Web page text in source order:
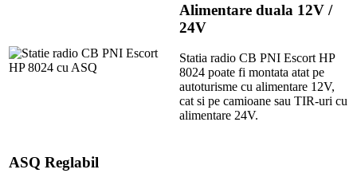
Alimentare duala 12V /
24V
Statia radio CB PNI Escort HP
8024 poate fi montata atat pe
autoturisme cu alimentare 12V,
cat si pe camioane sau TIR-uri cu
alimentare 24V.
ASQ Reglabil